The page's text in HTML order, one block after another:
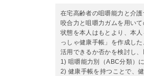
在宅高齢者の咀嚼能力と介
咬合力と咀嚼力ガムを用い
状態を本人はもとより、本
っしゃ健康手帳」を作成し
活用できるか否かを検討し
1) 咀嚼能力別（ABC分類）
2) 健康手帳を持つことで、